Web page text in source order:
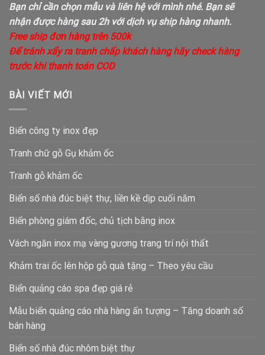
Bạn chỉ cần chọn mẫu và liên hệ với mình nhé. Bạn sẽ
nhận được hàng sau 2h với dịch vụ ship hàng nhanh.
Free ship đơn hàng trên 500k
Để tránh xẩy ra tranh chấp khách hàng hãy check hàng
trước khi thanh toán COD
BÀI VIẾT MỚI
Biển công ty inox đẹp
Tranh chữ gỗ Gụ khảm ốc
Tranh gỗ khảm ốc
Biển số nhà đúc biệt thự, liền kề dịp cuối năm
Biển phòng giám đốc, chủ tịch bằng inox
Vách ngăn inox mạ vàng gương trang trí nội thất
Khảm trai ốc lên hộp gỗ quà tặng – Theo yêu cầu
Biển quảng cáo spa đẹp giá rẻ
Mẫu biển quảng cáo nhà hàng ấn tượng – Tăng doanh số
bán hàng
Biển số nhà đúc nhôm biệt thự